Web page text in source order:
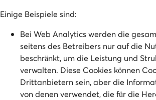
Einige Beispiele sind:
Bei Web Analytics werden die
seitens des Betreibers nur auf die
beschränkt, um die Leistung und
verwalten. Diese Cookies können
Drittanbietern sein, aber die
von denen verwendet, die für die